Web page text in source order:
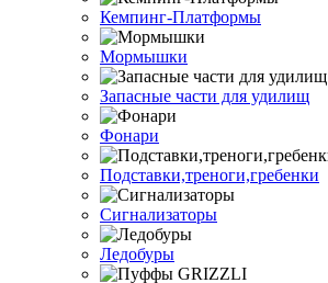
Кемпинг-Платформы
Мормышки
Запасные части для удилищ
Фонари
Подставки,треноги,гребенки
Сигнализаторы
Ледобуры